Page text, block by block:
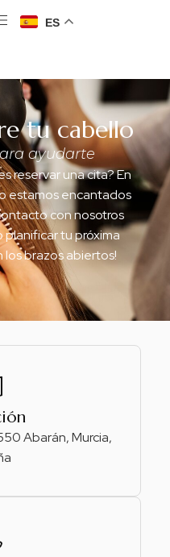
ES
tu cabello
ayudarte
reservar una cita? En
estamos encantados
con nosotros
planificar tu próxima
los brazos abiertos!
Abarán, Murcia,